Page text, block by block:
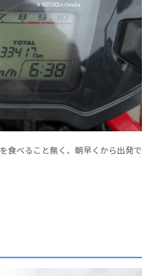
を食べること無く、朝早くから出発で